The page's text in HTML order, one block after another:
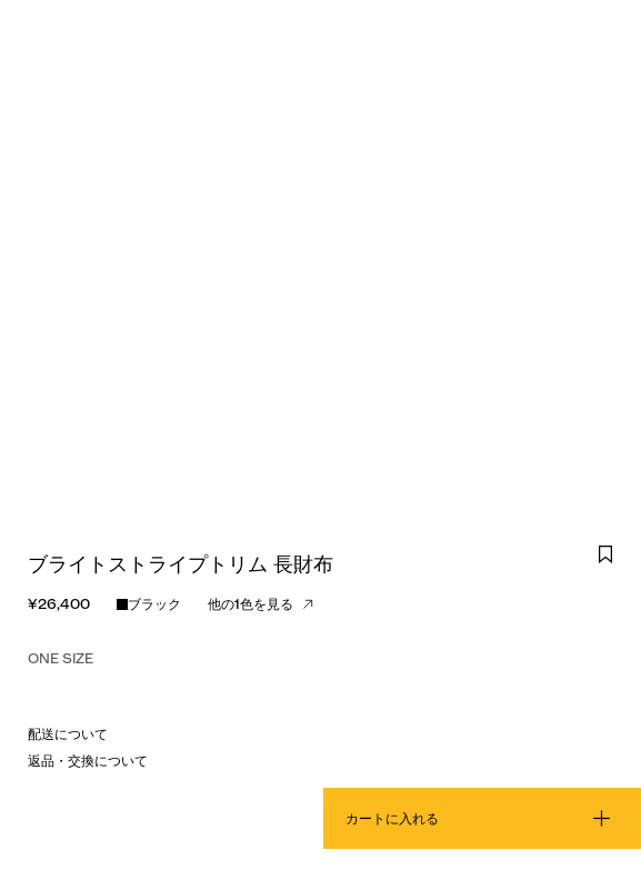
ブライトストライプトリム 長財布
¥26,400 ブラック 他の1色を見る
ONE SIZE
カートに入れる
配送について
返品・交換について